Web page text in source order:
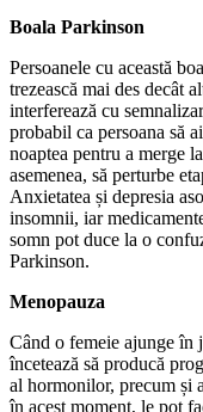
Boala Parkinson
Persoanele cu această
trezească mai des decât
interferează cu
probabil ca persoana să
noaptea pentru a merge
asemenea, să perturbe
Anxietatea și depresia
insomnii, iar
somn pot duce la o
Parkinson.
Menopauza
Când o femeie ajunge în
încetează să producă
al hormonilor, precum și
în acest moment, le pot